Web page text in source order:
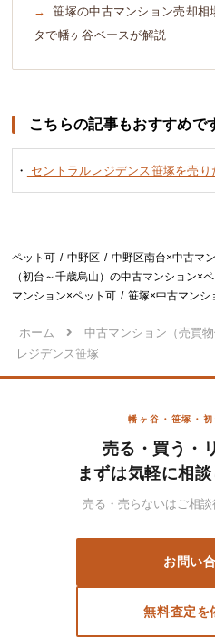
笹塚の中古マンション売却相
タで幡ヶ谷ベースが解説
こちらの記事もおすすめで
・ セントラルレジデンス笹塚を売
ペット可 中野区 中野区南台×中古マ
（初台～千歳烏山）の中古マンション×
マンション×ペット可
笹塚×中古マンシ
ホーム 中古マンション（売買
レジデンス笹塚
幡ヶ谷・笹塚・
売る・買う・
まずは気軽に相談
売る・売らないはご相談
お問い
無料査定を